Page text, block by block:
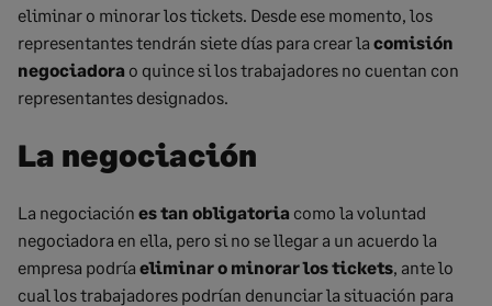
eliminar o minorar los tickets. Desde ese momento, los
representantes tendrán siete días para crear la comisión
negociadora o quince si los trabajadores no cuentan con
representantes designados.
La negociación
La negociación es tan obligatoria como la voluntad
negociadora en ella, pero si no se llegar a un acuerdo la
empresa podría eliminar o minorar los tickets, ante lo
cual los trabajadores podrían denunciar la situación para